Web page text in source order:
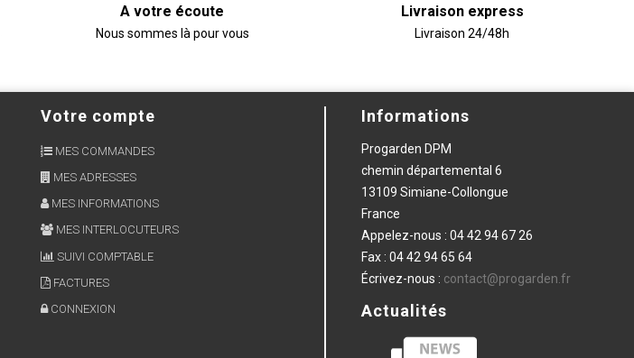
A votre écoute
Nous sommes là pour vous
Livraison express
Livraison 24/48h
Votre compte
MES COMMANDES
MES ADRESSES
MES INFORMATIONS
MES INTERLOCUTEURS
SUIVI COMPTABLE
FACTURES
CONNEXION
Informations
Progarden DPM
chemin départemental 6
13109 Simiane-Collongue
France
Appelez-nous : 04 42 94 67 26
Fax : 04 42 94 65 64
Écrivez-nous : contact@progarden.fr
Actualités